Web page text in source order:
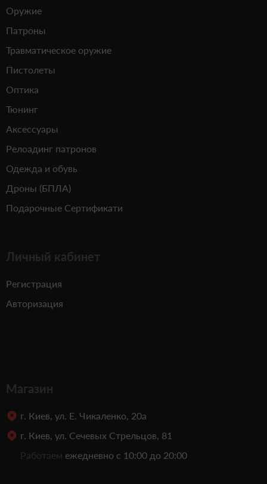
Оружие
Патроны
Травматическое оружие
Пистолеты
Оптика
Тюнинг
Аксессуары
Релоадинг патронов
Одежда и обувь
Дроны (БПЛА)
Подарочные Сертификати
Личный кабинет
Регистрация
Авторизация
Магазин
г. Киев, ул. Е. Чикаленко, 20а
г. Киев, ул. Сечевых Стрельцов, 81
Работаем ежедневно с 10:00 до 20:00